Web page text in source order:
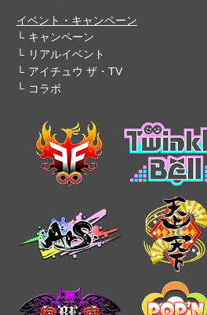
イベント・キャンペーン
キャンペーン
リアルイベント
アイチュウ ザ・TV
コラボ